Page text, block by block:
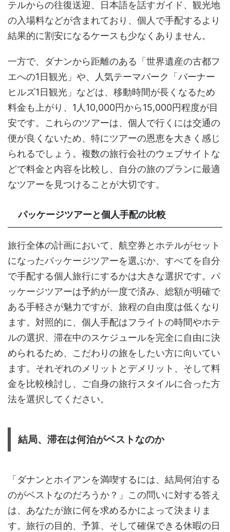
テルからの往復送迎、日本語を話すガイド、観光地
の入場料などが含まれており、個人で手配するより
結果的に割安になるケースも少なくありません。
一方で、ダナンから距離のある「世界遺産の古都フ
エへの1日観光」や、人気テーマパーク「バーナー
ヒルズ1日観光」などは、移動時間が長くなるため
料金も上がり、1人10,000円から15,000円程度が目
安です。これらのツアーは、個人で行くには交通の
便が良くないため、特にツアーの恩恵を大きく感じ
られるでしょう。複数の旅行会社のウェブサイトな
どで料金と内容を比較し、自分の旅のプランに最適
なツアーを見つけることが大切です。
パッケージツアーと個人手配の比較
旅行全体の計画において、航空券とホテルがセット
になったパッケージツアーを選ぶか、すべてを自分
で手配する個人旅行にするかは大きな選択です。パ
ッケージツアーは予約が一度で済み、総額が明確で
ある手軽さが魅力ですが、旅程の自由度は低くなり
ます。対照的に、個人手配はフライトの時間やホテ
ルの選択、滞在中のスケジュールを完全に自由に決
められるため、こだわりの旅をしたい方に向いてい
ます。それぞれのメリットとデメリット、そして料
金を比較検討し、ご自身の旅行スタイルに合った方
法を選択してください。
結局、滞在は何泊がベストなのか
「ダナンとホイアンを満喫するには、結局何泊する
のがベストなのだろうか？」この問いに対する答え
は、あなたが旅に何を求めるかによって決まりま
す。旅行の目的、予算、そして確保できる休暇の日